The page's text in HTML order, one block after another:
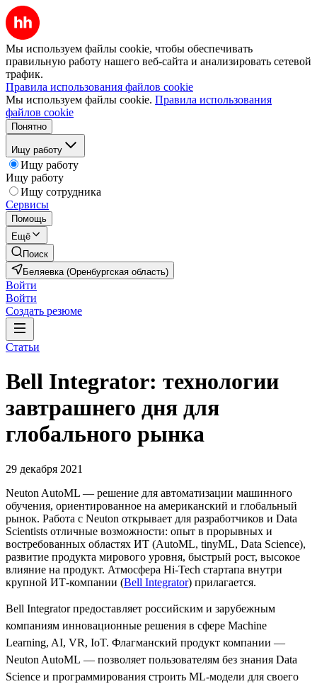
Мы используем файлы cookie, чтобы обеспечивать
правильную работу нашего веб-сайта и анализировать сетевой
трафик.
Правила использования файлов cookie
Мы используем файлы cookie. Правила использования
файлов cookie
Понятно
Ищу работу
Ищу работу
Ищу работу
Ищу сотрудника
Сервисы
Помощь
Ещё
Поиск
Беляевка (Оренбургская область)
Войти
Войти
Создать резюме
Статьи
Bell Integrator: технологии
завтрашнего дня для
глобального рынка
29 декабря 2021
Neuton AutoML — решение для автоматизации машинного
обучения, ориентированное на американский и глобальный
рынок. Работа с Neuton открывает для разработчиков и Data
Scientists отличные возможности: опыт в прорывных и
востребованных областях ИТ (AutoML, tinyML, Data Science),
развитие продукта мирового уровня, быстрый рост, высокое
влияние на продукт. Атмосфера Hi-Tech стартапа внутри
крупной ИТ-компании (Bell Integrator) прилагается.
Bell Integrator предоставляет российским и зарубежным
компаниям инновационные решения в сфере Machine
Learning, AI, VR, IoT. Флагманский продукт компании —
Neuton AutoML — позволяет пользователям без знания Data
Science и программирования строить ML-модели для своего